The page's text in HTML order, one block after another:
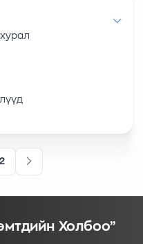
2
Холбоо”